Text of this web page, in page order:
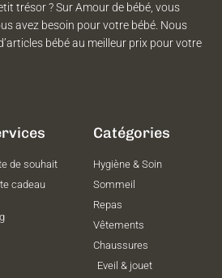
trésor ? Sur Amour de bébé, vous
avez besoin pour votre bébé. Nous
bébé au meilleur prix pour votre
de souhait
cadeau
Catégories
Hygiène & Soin
Sommeil
Repas
Vêtements
Chaussures
Eveil & jouet